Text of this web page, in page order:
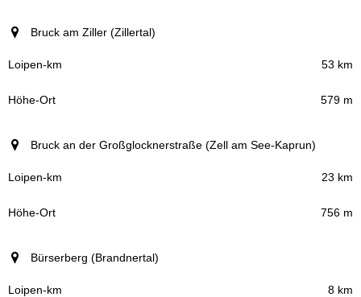
Bruck am Ziller (Zillertal)
53 km
579 m
Bruck an der Großglocknerstraße (Zell am See-Kaprun)
23 km
756 m
Bürserberg (Brandnertal)
8 km